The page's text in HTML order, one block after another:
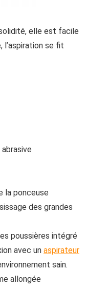
elle est facile
l’aspiration se fit
la ponceuse
des grandes
poussières intégré
avec un aspirateur
sain.
allongée